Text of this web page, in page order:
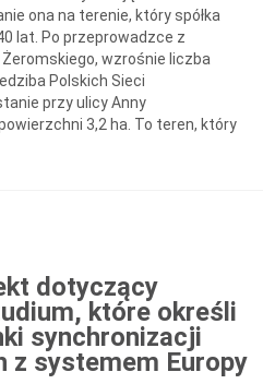
ona na terenie, który spółka
lat. Po przeprowadzce z
wzrośnie liczba
Polskich Sieci
przy ulicy Anny
3,2 ha. To teren, który
dotyczący
które określi
synchronizacji
z systemem Europy